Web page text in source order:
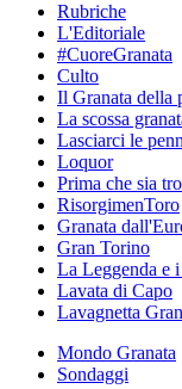
Rubriche
L'Editoriale
#CuoreGranata
Culto
Il Granata della
La scossa
Lasciarci le
Loquor
Prima che sia
RisorgimenToro
Granata
Gran Torino
La Leggenda e
Lavata di Capo
Lavagnetta
Mondo Granata
Sondaggi